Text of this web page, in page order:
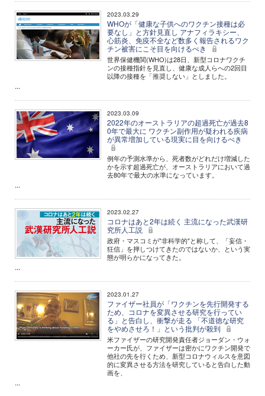
2023.03.29
WHOが「健康な子供へのワクチン接種は必
要なし」と方針見直し アナフィラキシー、
心筋炎、免疫不全など数多く報告されるワク
チン被害にこそ目を向けるべき
世界保健機関(WHO)は28日、新型コロナワクチ
ンの接種指針を見直し、健康な成人らへの2回目
以降の接種を「推奨しない」としました。
...
2023.03.09
2022年のオーストラリアの超過死亡が過去8
0年で最大に ワクチン副作用が疑われる疾病
が異常増加している現実に目を向けるべき
例年の予測水準から、死者数がどれだけ増減した
かを示す超過死亡が、オーストラリアにおいて過
去80年で最大の水準になっています。
...
2023.02.27
コロナはあと2年は続く 主流になった武漢研
究所人工説
政府・マスコミが"非科学的"と称して、「妄信・
狂信」を押しつけてきたのではないか、という実
態が明らかになってきた。
...
2023.01.27
ファイザー社員が「ワクチンを先行開発する
ため、コロナを変異させる研究を行ってい
る」と告白し、衝撃が走る 「不道徳な研究
をやめさせろ！」という批判が殺到
米ファイザーの研究開発責任者ジョーダン・ウォ
ーカー氏が、ファイザーは密かにワクチン開発で
他社の先を行くため、新型コロナウィルスを意図
的に変異させる方法を研究していると告白した動
画を、
...